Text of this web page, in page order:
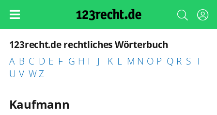
123recht.de rechtliches Wörterbuch
A B C D E F G H I J K L M N O P Q R S T
U V WZ
Kaufmann